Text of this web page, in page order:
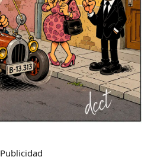
Publicidad